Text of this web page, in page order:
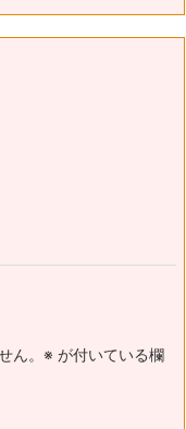
ん。 ※ が付いている欄